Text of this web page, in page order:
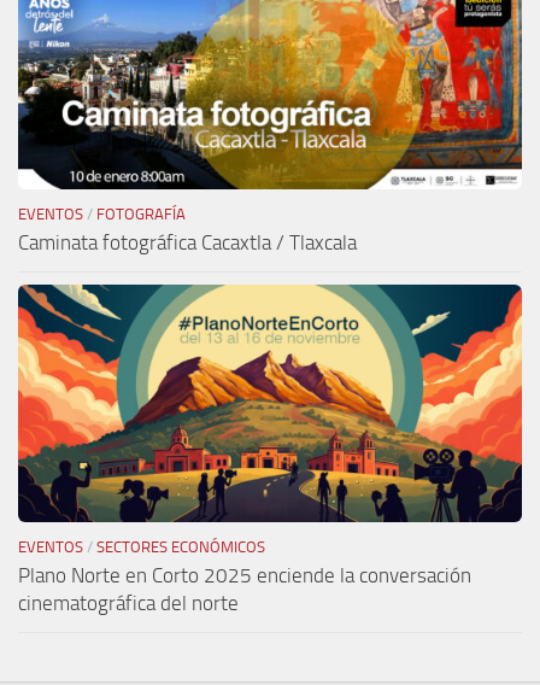
EVENTOS / FOTOGRAFÍA
Caminata fotográfica Cacaxtla / Tlaxcala
EVENTOS / SECTORES ECONÓMICOS
Plano Norte en Corto 2025 enciende la conversación
cinematográfica del norte